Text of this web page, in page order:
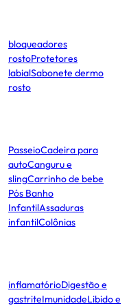
bloqueadores
rostoProtetores
labialSabonete dermo
rosto
PasseioCadeira para
autoCanguru e
slingCarrinho de bebe
Pós Banho
InfantilAssaduras
infantilColônias
inflamatórioDigestão e
gastriteImunidadeLibido e